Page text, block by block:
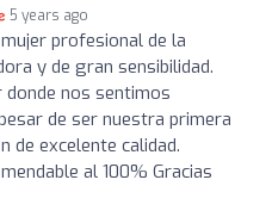
5 years ago
profesional de la
y de gran sensibilidad.
nos sentimos
de ser nuestra primera
de excelente calidad.
al 100% Gracias